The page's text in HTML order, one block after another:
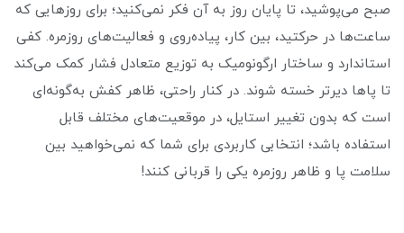
صبح می‌پوشید، تا پایان روز به آن فکر نمی‌کنید؛ برای روزهایی که
ساعت‌ها در حرکتید، بین کار، پیاده‌روی و فعالیت‌های روزمره. کفی
استاندارد و ساختار ارگونومیک به توزیع متعادل فشار کمک می‌کند
تا پاها دیرتر خسته شوند. در کنار راحتی، ظاهر کفش به‌گونه‌ای
است که بدون تغییر استایل، در موقعیت‌های مختلف قابل
استفاده باشد؛ انتخابی کاربردی برای شما که نمی‌خواهید بین
سلامت پا و ظاهر روزمره یکی را قربانی کنند!